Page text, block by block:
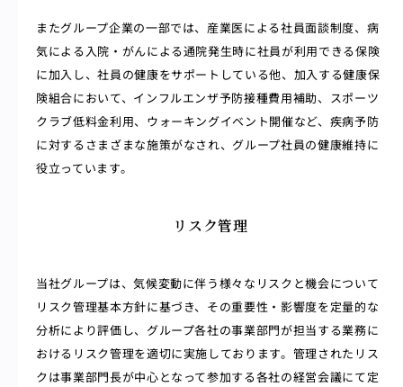
またグループ企業の一部では、産業医による社員面談制度、病
気による入院・がんによる通院発生時に社員が利用できる保険
に加入し、社員の健康をサポートしている他、加入する健康保
険組合において、インフルエンザ予防接種費用補助、スポーツ
クラブ低料金利用、ウォーキングイベント開催など、疾病予防
に対するさまざまな施策がなされ、グループ社員の健康維持に
役立っています。
リスク管理
当社グループは、気候変動に伴う様々なリスクと機会について
リスク管理基本方針に基づき、その重要性・影響度を定量的な
分析により評価し、グループ各社の事業部門が担当する業務に
おけるリスク管理を適切に実施しております。管理されたリス
クは事業部門長が中心となって参加する各社の経営会議にて定